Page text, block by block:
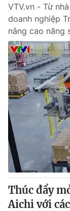
VTV.vn - Từ
doanh nghiệp
nâng cao năng
Thúc đẩy
Aichi với